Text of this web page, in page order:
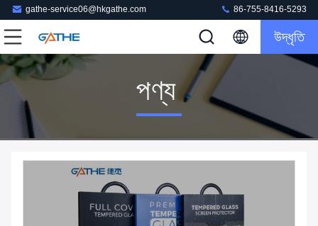
gathe-service06@hkgathe.com 86-755-8416-5293
উদ্ধৃতি
পণ্য